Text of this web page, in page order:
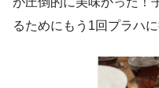
るためにもう1回プラハ